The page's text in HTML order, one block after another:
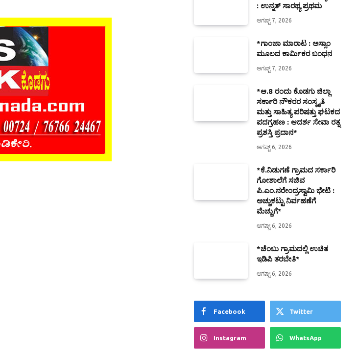
: ಉನ್ನತ್ ಸಾರಥ್ಯ ಪ್ರಥಮ
ಆಗಷ್ಟ್ 7, 2026
*ಗಾಂಜಾ ಮಾರಾಟ : ಅಸ್ಸಾಂ
ಮೂಲದ ಕಾರ್ಮಿಕರ ಬಂಧನ
ಆಗಷ್ಟ್ 7, 2026
*ಆ.8 ರಂದು ಕೊಡಗು ಜಿಲ್ಲಾ
ಸರ್ಕಾರಿ ನೌಕರರ ಸಂಸ್ಕೃತಿ
ಮತ್ತು ಸಾಹಿತ್ಯ ಪರಿಷತ್ತು ಘಟಕದ
ಪದಗ್ರಹಣ : ಆದರ್ಶ ಸೇವಾ ರತ್ನ
ಪ್ರಶಸ್ತಿ ಪ್ರದಾನ*
ಆಗಷ್ಟ್ 6, 2026
*ಕೆ.ನಿಡುಗಣೆ ಗ್ರಾಮದ ಸರ್ಕಾರಿ
ಗೋಶಾಲೆಗೆ ಸಚಿವ
ಪಿ.ಎಂ.ನರೇಂದ್ರಸ್ವಾಮಿ ಭೇಟಿ :
ಅಚ್ಚುಕಟ್ಟು ನಿರ್ವಹಣೆಗೆ
ಮೆಚ್ಚುಗೆ*
ಆಗಷ್ಟ್ 6, 2026
*ಚೆಂಬು ಗ್ರಾಮದಲ್ಲಿ ಉಚಿತ
ಇಡಿಪಿ ತರಬೇತಿ*
ಆಗಷ್ಟ್ 6, 2026
Facebook Twitter
Instagram WhatsApp